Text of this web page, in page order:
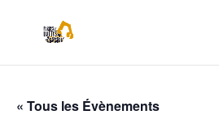
« Tous les Évènements